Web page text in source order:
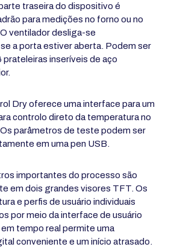
traseira do dispositivo é
para medições no forno ou no
ventilador desliga-se
a porta estiver aberta. Podem ser
inseríveis de aço
Dry oferece uma interface para um
controlo direto da temperatura no
parâmetros de teste podem ser
em uma pen USB.
importantes do processo são
em dois grandes visores TFT. Os
e perfis de usuário individuais
por meio da interface de usuário
tempo real permite uma
conveniente e um início atrasado.